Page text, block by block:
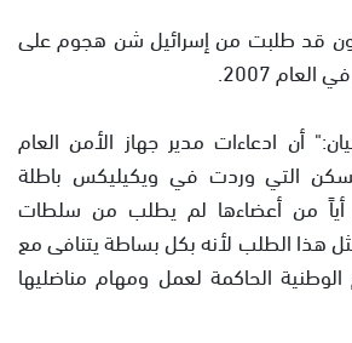
قد طلبت من إسرائيل شن هجوم على
2007.
أن ادعاءات مدير جهاز الأمن العام
التي وردت في ويكيليكس باطلة
أياً من أعضاءها لم يطلب من سلطات
مثل هذا الطلب لأنه بكل بساطة يتنافى مع
الحاكمة لعمل ومهام مناضليها